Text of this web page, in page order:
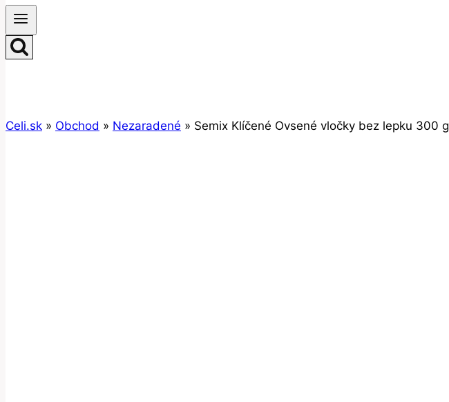
Celi.sk » Obchod » Nezaradené » Semix Klíčené Ovsené vločky bez lepku 300 g